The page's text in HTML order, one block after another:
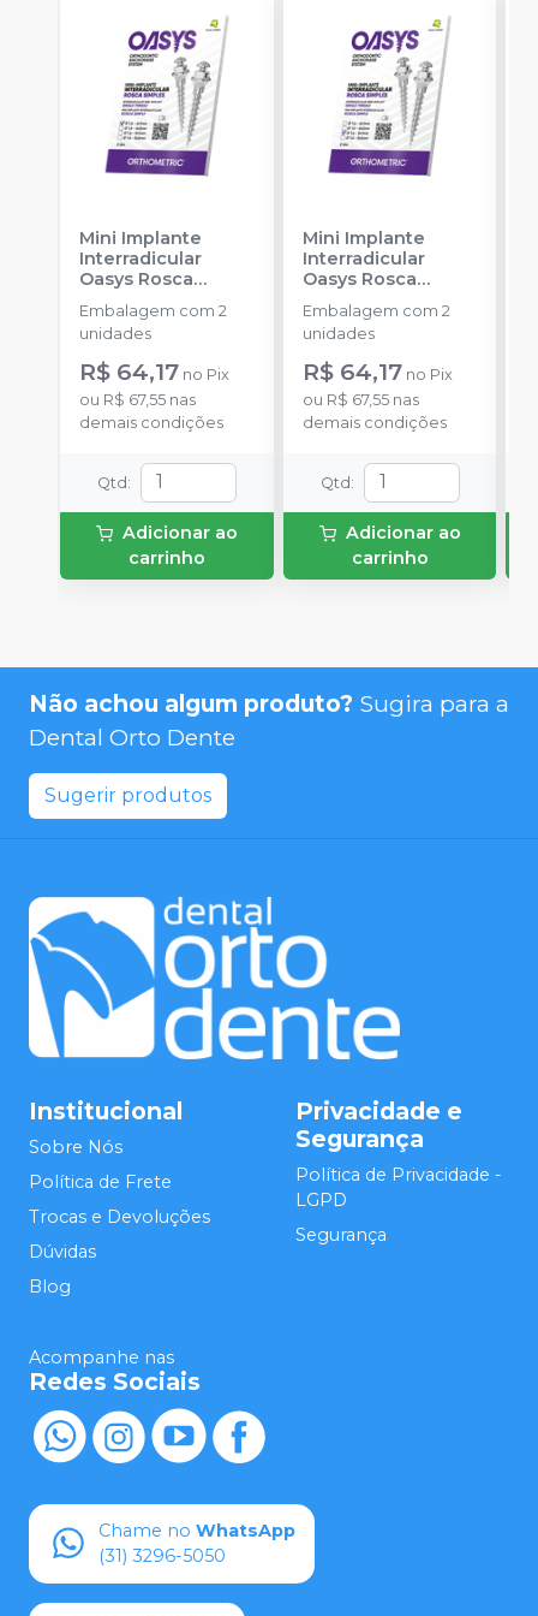
Mini Implante
Interradicular
Oasys Rosca
Simples - 1,6mm
6x1mm 31.60.0601
ORTHOMETRIC
Embalagem com 2
unidades
R$ 64,17 no Pix
ou R$ 67,55 nas
demais condições
Qtd :
Adicionar ao
carrinho
Mini Implante
Interradicular
Oasys Rosca
Simples - 1,6mm
8x1mm 31.60.0602
-ORTHOMETRIC
Embalagem com 2
unidades
R$ 64,17 no Pix
ou R$ 67,55nas
demais condições
Qtd :
Adicionar ao
carrinho
Não achou algum produto? Sugira para a
Dental Orto Dente
Sugerir produtos
Institucional
Sobre Nós
Política de Frete
Trocas e Devoluções
Dúvidas
Blog
Privacidade e
Segurança
Política de Privacidade -
LGPD
Segurança
Acompanhe nas
Redes Sociais
Chame no WhatsApp
(31) 3296-5050